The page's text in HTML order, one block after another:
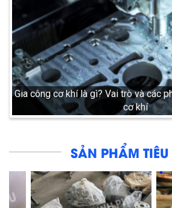
Gia công cơ khí là gì? Vai trò và các
cơ khí
SẢN PHẨM TIÊU